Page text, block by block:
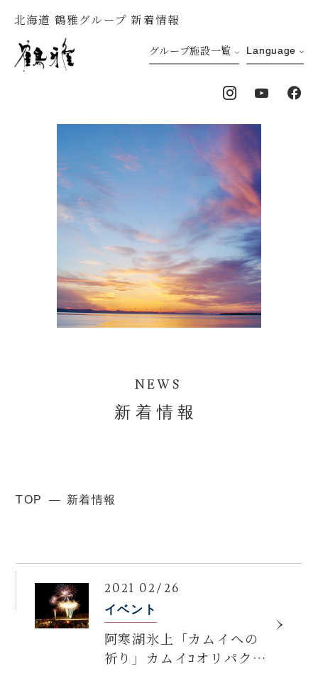
北海道 鶴雅グループ 新着情報
グループ施設一覧 Language
NEWS
新着情報
TOP 新着情報
2021 02/26
イベント
阿寒湖氷上「カムイへの
祈り」カムイｺオリパク開